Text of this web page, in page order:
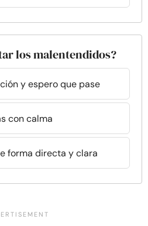
los malentendidos?
y espero que pase
con calma
forma directa y clara